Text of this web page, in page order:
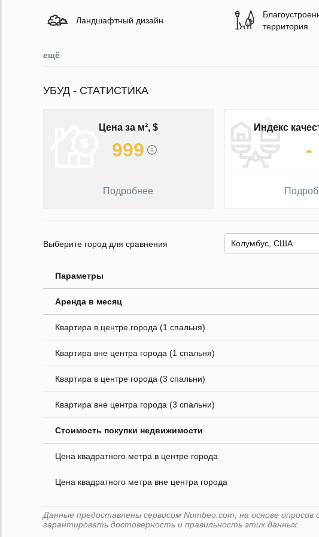
Ландшафтный дизайн
территория
ещё
УБУД - СТАТИСТИКА
Цена за м², $
999
Подробнее
Индекс
-
Выберите город для сравнения
Параметры
Аренда в месяц
Квартира в центре города (1 спальня)
Квартира вне центра города (1 спальня)
Квартира в центре города (3 спальни)
Квартира вне центра города (3 спальни)
Стоимость покупки недвижимости
Цена квадратного метра в центре города
Цена квадратного метра вне центра города
Данные предоставлены сервисом Numbeo.com, на основе
гарантировать достоверность и правильность этих данных.